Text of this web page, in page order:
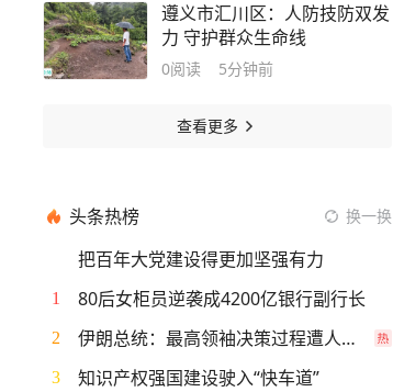
遵义市汇川区：人防技防双发
力 守护群众生命线
0阅读 5分钟前
查看更多
头条热榜 换一换
把百年大党建设得更加坚强有力
1 80后女柜员逆袭成4200亿银行副行长
2 伊朗总统：最高领袖决策过程遭人利用
3 知识产权强国建设驶入“快车道”